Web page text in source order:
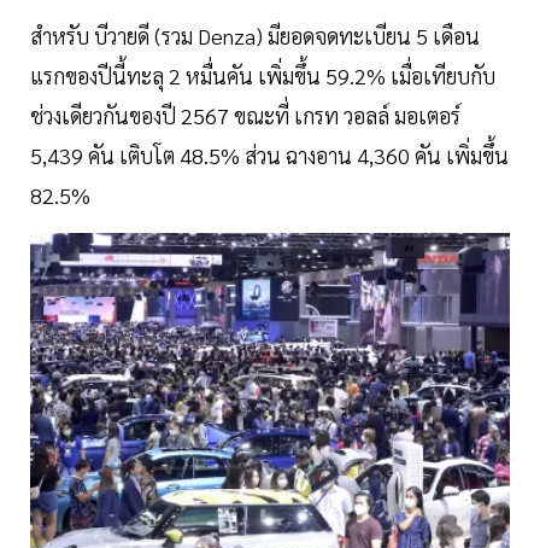
สำหรับ บีวายดี (รวม Denza) มียอดจดทะเบียน 5 เดือน
แรกของปีนี้ทะลุ 2 หมื่นคัน เพิ่มขึ้น 59.2% เมื่อเทียบกับ
ช่วงเดียวกันของปี 2567 ขณะที่ เกรท วอลล์ มอเตอร์
5,439 คัน เติบโต 48.5% ส่วน ฉางอาน 4,360 คัน เพิ่มขึ้น
82.5%